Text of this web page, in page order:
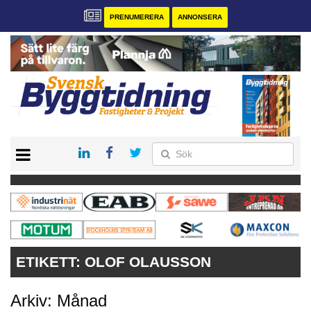
PRENUMERERA ANNONSERA
PRENUMERERA
VÅRA ANDRA MAGASIN
ANNONSERA
KONTAKT
ETIKETT: OLOF OLAUSSON
Arkiv: Månad